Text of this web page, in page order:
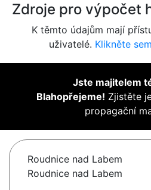
Zdroje pro výpočet
K těmto údajům mají
uživatelé. Klikněte
Jste majitelem
Blahopřejeme! Zjistěte
propagační
Roudnice nad Labem
Roudnice nad Labem